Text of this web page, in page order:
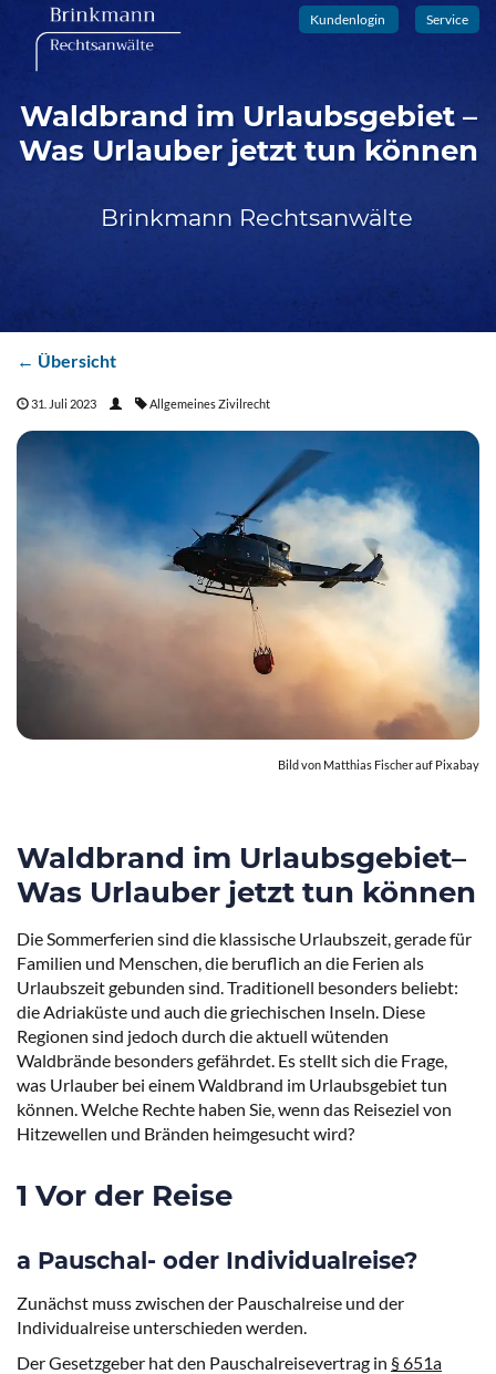
Kundenlogin Service
Waldbrand im Urlaubsgebiet –
Was Urlauber jetzt tun können
Brinkmann Rechtsanwälte
← Übersicht
31. Juli 2023 Allgemeines Zivilrecht
Bild von Matthias Fischerauf Pixabay
Waldbrand im Urlaubsgebiet–
Was Urlauber jetzt tun können
Die Sommerferien sind die klassische Urlaubszeit, gerade für
Familien und Menschen, die beruflich an die Ferien als
Urlaubszeit gebunden sind. Traditionell besonders beliebt:
die Adriaküste und auch die griechischen Inseln. Diese
Regionen sind jedoch durch die aktuell wütenden
Waldbrände besonders gefährdet. Es stellt sich die Frage,
was Urlauber bei einem Waldbrand im Urlaubsgebiet tun
können. Welche Rechte haben Sie, wenn das Reiseziel von
Hitzewellen und Bränden heimgesucht wird?
1 Vor der Reise
a Pauschal- oder Individualreise?
Zunächst muss zwischen der Pauschalreise und der
Individualreise unterschieden werden.
Der Gesetzgeber hat den Pauschalreisevertrag in § 651a